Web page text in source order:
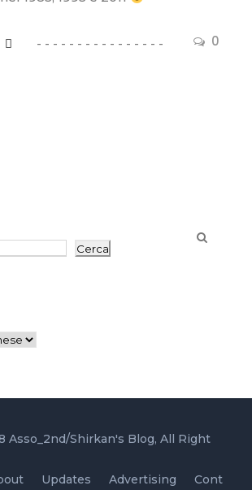
0
Cerca
Asso_2nd/Shirkan's Blog, All Right
Updates Advertising Cont